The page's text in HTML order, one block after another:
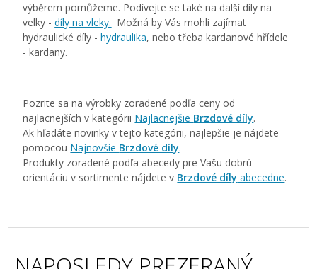
výběrem pomůžeme. Podívejte se také na další díly na
velky -díly na vleky. Možná by Vás mohli zajímat
hydraulické díly -hydraulika, nebo třeba kardanové hřídele
- kardany.
Pozrite sa na výrobky zoradené podľa ceny od
najlacnejších v kategórii Najlacnejšie Brzdové díly.
Ak hľadáte novinky v tejto kategórii, najlepšie je nájdete
pomocou Najnovšie Brzdové díly.
Produkty zoradené podľa abecedy pre Vašu dobrú
orientáciu v sortimente nájdete v Brzdové díly abecedne.